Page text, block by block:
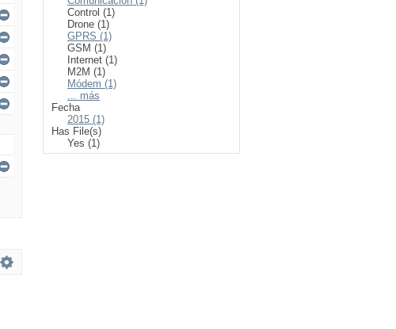
Control (1)
Drone (1)
GPRS (1)
GSM (1)
Internet (1)
M2M (1)
Módem (1)
... más
Fecha
2015 (1)
Has File(s)
Yes (1)